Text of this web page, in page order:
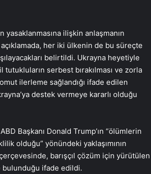
yasaklanmasına ilişkin anlaşmanın
her iki ülkenin de bu süreçte
belirtildi. Ukrayna heyetiyle
serbest bırakılması ve zorla
ilerleme sağlandığı ifade edilen
destek vermeye kararlı olduğu
Başkanı Donald Trump’ın “ölümlerin
olduğu” yönündeki yaklaşımının
barışçıl çözüm için yürütülen
bulunduğu ifade edildi.